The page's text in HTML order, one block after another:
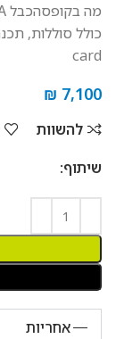
מה בקופסה
card
₪ 7,100
להשוות
שיתוף:
אחריות